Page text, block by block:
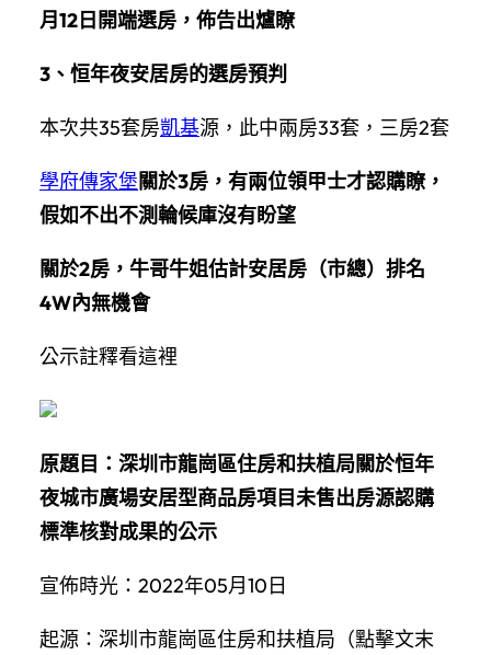
月12日開端選房，佈告出爐瞭
3、恒年夜安居房的選房預判
本次共35套房凱基源，此中兩房33套，三房2套
學府傳家堡關於3房，有兩位領甲士才認購瞭，
假如不出不測輪候庫沒有盼望
關於2房，牛哥牛姐估計安居房（市總）排名
4W內無機會
公示註釋看這裡
原題目：深圳市龍崗區住房和扶植局關於恒年
夜城市廣場安居型商品房項目未售出房源認購
標準核對成果的公示
宣佈時光：2022年05月10日
起源：深圳市龍崗區住房和扶植局（點擊文末